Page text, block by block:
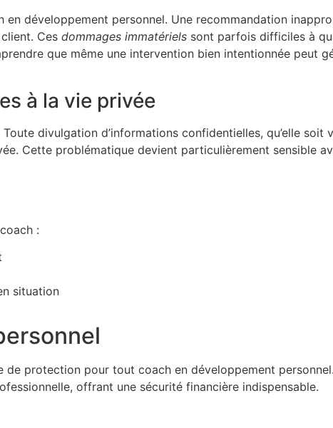
développement personnel. Une recommandation
Ces dommages immatériels sont parfois difficiles à
que même une intervention bien intentionnée peut
à la vie privée
Toute divulgation d’informations confidentielles, qu’elle soit
Cette problématique devient particulièrement sensible
:
situation
de protection pour tout coach en développement
offrant une sécurité financière indispensable.